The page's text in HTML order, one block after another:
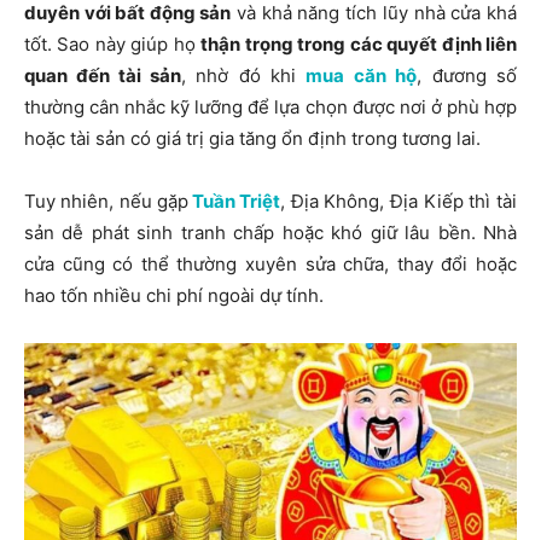
duyên với bất động sản và khả năng tích lũy nhà cửa khá
tốt. Sao này giúp họ thận trọng trong các quyết định liên
quan đến tài sản, nhờ đó khi mua căn hộ, đương số
thường cân nhắc kỹ lưỡng để lựa chọn được nơi ở phù hợp
hoặc tài sản có giá trị gia tăng ổn định trong tương lai.
Tuy nhiên, nếu gặpTuần Triệt, Địa Không, Địa Kiếp thì tài
sản dễ phát sinh tranh chấp hoặc khó giữ lâu bền. Nhà
cửa cũng có thể thường xuyên sửa chữa, thay đổi hoặc
hao tốn nhiều chi phí ngoài dự tính.